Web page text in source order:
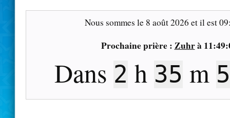
Nous sommes le 8 août 2026 et il est
Prochaine prière : Zuhrà
Dans 2 h 35 m